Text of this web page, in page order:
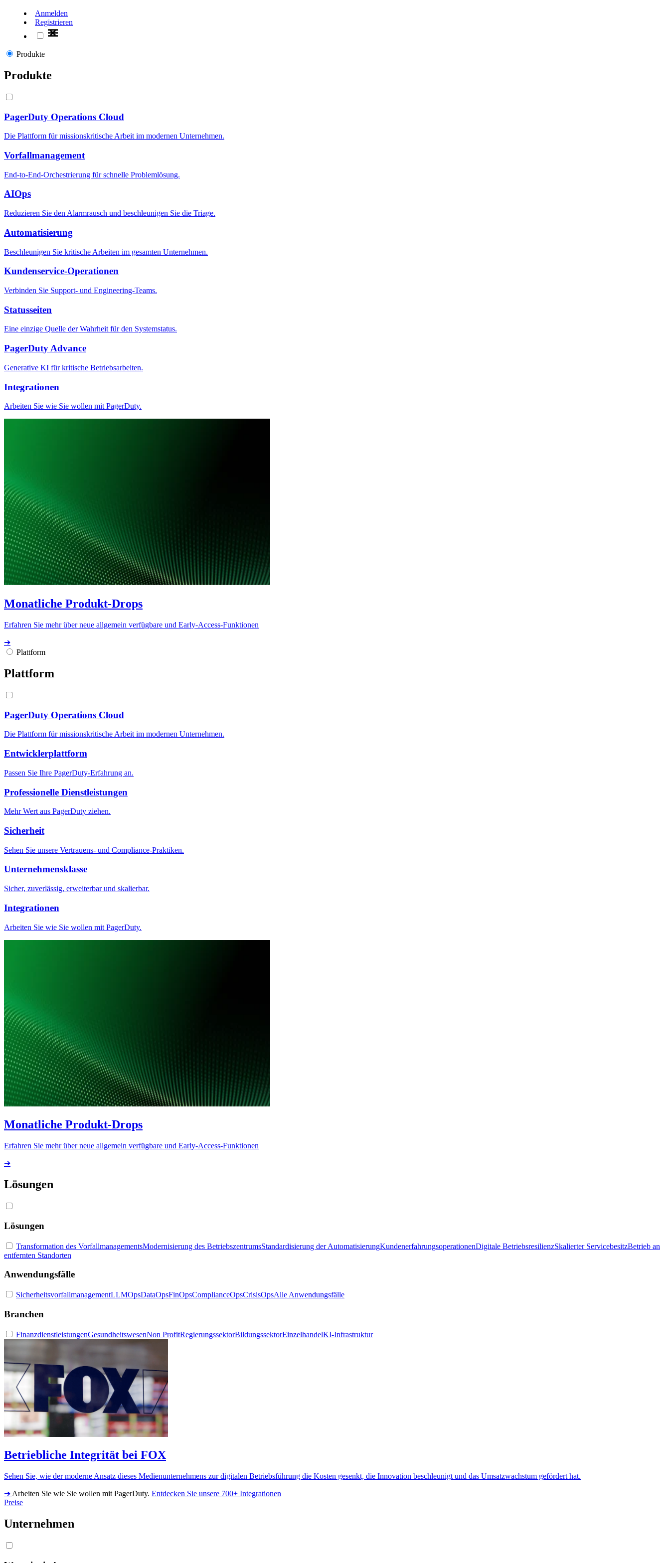
Anmelden
Registrieren
Produkte
Produkte
PagerDuty Operations Cloud
Die Plattform für missionskritische Arbeit im modernen Unternehmen.
Vorfallmanagement
End-to-End-Orchestrierung für schnelle Problemlösung.
AIOps
Reduzieren Sie den Alarmrausch und beschleunigen Sie die Triage.
Automatisierung
Beschleunigen Sie kritische Arbeiten im gesamten Unternehmen.
Kundenservice-Operationen
Verbinden Sie Support- und Engineering-Teams.
Statusseiten
Eine einzige Quelle der Wahrheit für den Systemstatus.
PagerDuty Advance
Generative KI für kritische Betriebsarbeiten.
Integrationen
Arbeiten Sie wie Sie wollen mit PagerDuty.
Monatliche Produkt-Drops
Erfahren Sie mehr über neue allgemein verfügbare und Early-Access-Funktionen
➔
Plattform
Plattform
PagerDuty Operations Cloud
Die Plattform für missionskritische Arbeit im modernen Unternehmen.
Entwicklerplattform
Passen Sie Ihre PagerDuty-Erfahrung an.
Professionelle Dienstleistungen
Mehr Wert aus PagerDuty ziehen.
Sicherheit
Sehen Sie unsere Vertrauens- und Compliance-Praktiken.
Unternehmensklasse
Sicher, zuverlässig, erweiterbar und skalierbar.
Integrationen
Arbeiten Sie wie Sie wollen mit PagerDuty.
Monatliche Produkt-Drops
Erfahren Sie mehr über neue allgemein verfügbare und Early-Access-Funktionen
➔
Lösungen
Lösungen
Transformation des VorfallmanagementsModernisierung des BetriebszentrumsStandardisierung der AutomatisierungKundenerfahrungsoperationenDigitale BetriebsresilienzSkalierter ServicebesitzBetrieb an
entfernten Standorten
Anwendungsfälle
SicherheitsvorfallmanagementLLMOpsDataOpsFinOpsComplianceOpsCrisisOpsAlle Anwendungsfälle
Branchen
FinanzdienstleistungenGesundheitswesenNon ProfitRegierungssektorBildungssektorEinzelhandelKI-Infrastruktur
Betriebliche Integrität bei FOX
Sehen Sie, wie der moderne Ansatz dieses Medienunternehmens zur digitalen Betriebsführung die Kosten gesenkt, die Innovation beschleunigt und das Umsatzwachstum gefördert hat.
➔ Arbeiten Sie wie Sie wollen mit PagerDuty. Entdecken Sie unsere 700+ Integrationen
Preise
Unternehmen